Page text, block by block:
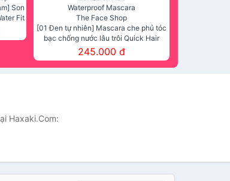
Son
Fit
[01 Đen tự nhiên] Mascara che phủ tóc
bạc chống nước lâu trôi Quick Hair
Waterproof Mascara The Face Shop
245.000 đ
Haxaki.Com: